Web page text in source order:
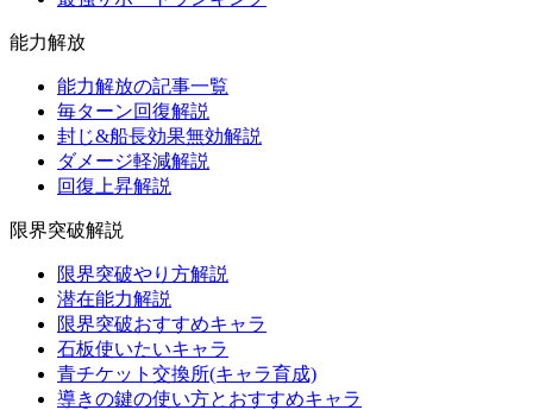
能力解放
能力解放の記事一覧
毎ターン回復解説
封じ&船長効果無効解説
ダメージ軽減解説
回復上昇解説
限界突破解説
限界突破やり方解説
潜在能力解説
限界突破おすすめキャラ
石板使いたいキャラ
青チケット交換所(キャラ育成)
導きの鍵の使い方とおすすめキャラ